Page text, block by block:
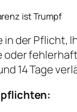
ist Trumpf
in der Pflicht,
14 Tage